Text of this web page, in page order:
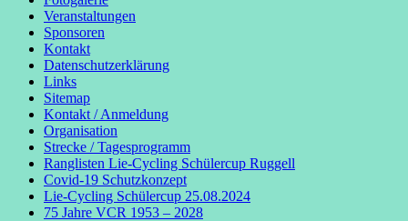
Veranstaltungen
Sponsoren
Kontakt
Datenschutzerklärung
Links
Sitemap
Kontakt / Anmeldung
Organisation
Strecke / Tagesprogramm
Ranglisten Lie-Cycling Schülercup Ruggell
Covid-19 Schutzkonzept
Lie-Cycling Schülercup 25.08.2024
75 Jahre VCR 1953 – 2028